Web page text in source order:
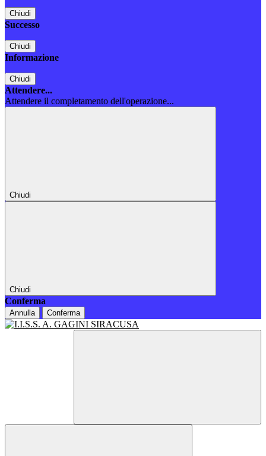
Chiudi
Successo
Chiudi
Informazione
Chiudi
Attendere...
Attendere il completamento dell'operazione...
Chiudi
Chiudi
Conferma
Annulla Conferma